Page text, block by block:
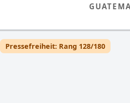
Pressefreiheit: Rang 128/180